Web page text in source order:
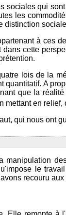
sociales qui
les
à ces
cette
lois de la
quantitatif. A
que la
mettant en
qui nous ont
manipulation
le
recouru